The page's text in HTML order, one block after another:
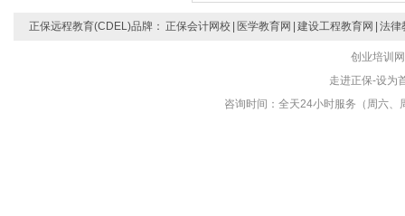
正保远程教育(CDEL)品牌： 正保会计网校 医学教育网 建设工程教育网 法律
创业培训
走进正保-设
咨询时间：全天24小时服务（周六